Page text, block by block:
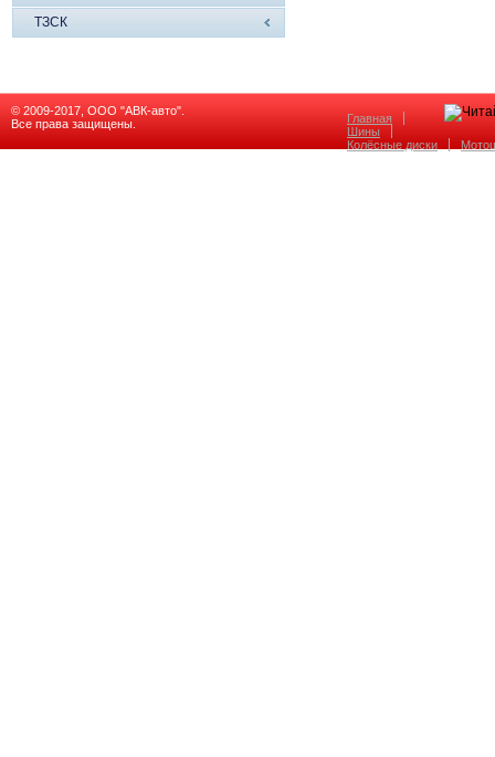
ТЗСК
© 2009-2017, ООО "АВК-авто".
Все права защищены.
Главная
Шины
Колёсные диски